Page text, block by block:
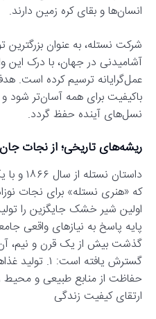
انسان‌ها و بقای کره زمین دارند.
شرکت نستله، به عنوان بزرگترین
آشامیدنی در جهان، با درک این
عمل‌گرایانه ترسیم کرده است.
باکیفیت برای همه آسان‌تر شود
نسل‌های آینده حفظ گردد.
ریشه‌های تاریخی؛ از نجات
داستان
که «هنری نستله» برای نجات
اولین شیر خشک جایگزین را
پایه پاسخ به نیازهای واقعی
گذشت بیش از یک قرن و نیم،
ارتقای کیفیت زندگی